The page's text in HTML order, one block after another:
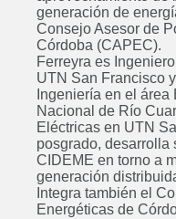
generación de
Consejo Asesor de
Córdoba (CAPEC).
Ferreyra es
UTN San Francisco
Ingeniería en el
Nacional de Río
Eléctricas en UTN
posgrado, desarrolla
CIDEME en torno a
generación
Integra también el
Energéticas de
Curso: